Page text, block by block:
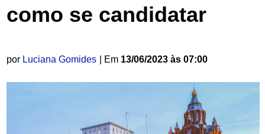
como se candidatar
por Luciana Gomides | Em 13/06/2023 às 07:00